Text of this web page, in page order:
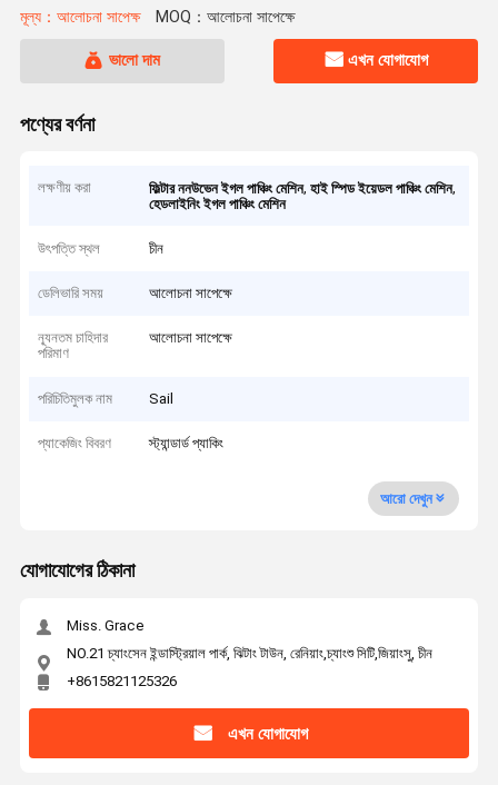
মূল্য：আলোচনা সাপেক্ষ MOQ：আলোচনা সাপেক্ষে
ভালো দাম এখন যোগাযোগ
পণ্যের বর্ণনা
লক্ষণীয় করা ফিল্টার ননউভেন ইগল পাঞ্চিং মেশিন,হাই স্পিড ইয়েডল পাঞ্চিং মেশিন,
হেডলাইনিং ইগল পাঞ্চিং মেশিন
উৎপত্তি স্থল চীন
ডেলিভারি সময় আলোচনা সাপেক্ষে
ন্যূনতম চাহিদার
পরিমাণ
আলোচনা সাপেক্ষে
পরিচিতিমুলক নাম Sail
প্যাকেজিং বিবরণ স্ট্যান্ডার্ড প্যাকিং
আরো দেখুন
যোগাযোগের ঠিকানা
Miss. Grace
NO.21 চ্যাংসেন ইন্ডাস্ট্রিয়াল পার্ক, ঝিটাং টাউন, রেনিয়াং,চ্যাংশু সিটি,জিয়াংসু, চীন
+8615821125326
এখন যোগাযোগ